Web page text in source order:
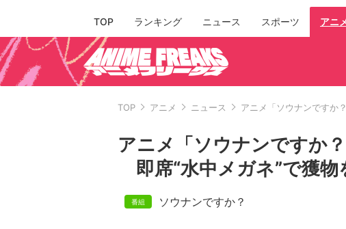
TOP ランキング ニュース スポーツ アニ
TOP アニメ ニュース アニメ「ソウナンですか
アニメ「ソウナンですか
即席“水中メガネ”で獲物
ソウナンですか？